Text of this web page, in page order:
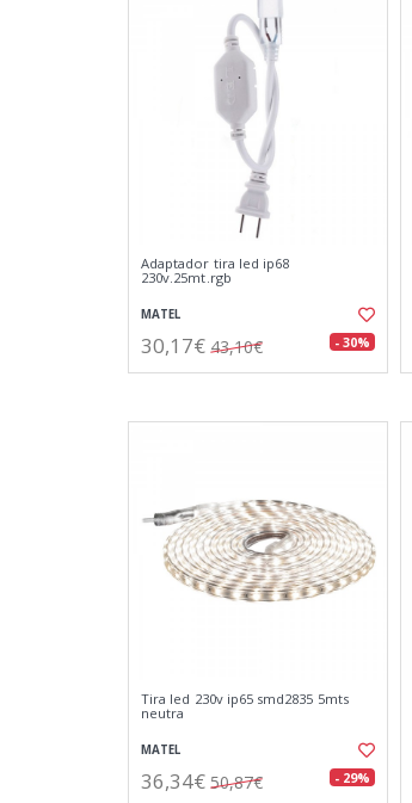
Adaptador tira led ip68
230v.25mt.rgb
MATEL
30,17€ 43,10€ - 30%
Tira led 230v ip65 smd2835 5mts
neutra
MATEL
36,34€ 50,87€ - 29%